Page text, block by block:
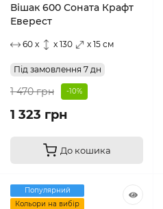
Вішак 600 Соната Крафт
Еверест
60 x x 130 x 15 см
Під замовлення 7 дн
1 470 грн -10%
1 323 грн
До кошика
Популярний
Кольори на вибір